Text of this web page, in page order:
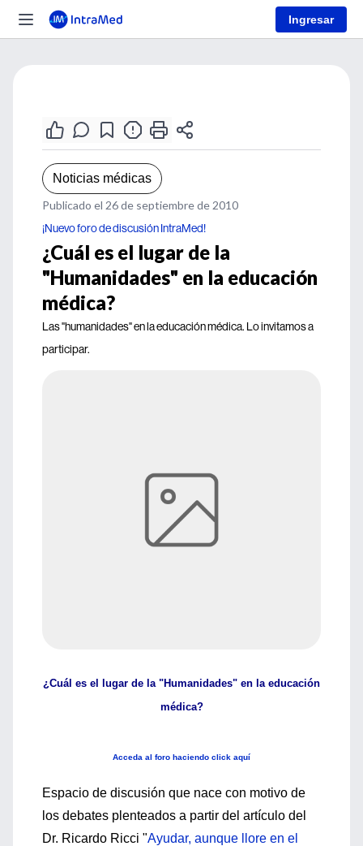
Ingresar
Noticias médicas
Publicado el 26 de septiembre de 2010
¡Nuevo foro de discusión IntraMed!
¿Cuál es el lugar de la
"Humanidades" en la educación
médica?
Las "humanidades" en la educación médica. Lo invitamos a
participar.
¿Cuál es el lugar de la "Humanidades" en la educación
médica?
Acceda al foro haciendo click aquí
Espacio de discusión que nace con motivo de
los debates plenteados a partir del artículo del
Dr. Ricardo Ricci "Ayudar, aunque llore en el